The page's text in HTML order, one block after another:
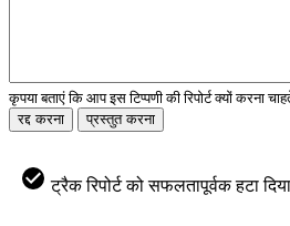
कृपया बताएं कि आप इस टिप्पणी की रिपोर्ट क्यों करना
रद्द करना
प्रस्तुत करना
ट्रैक रिपोर्ट को सफलतापूर्वक हटा